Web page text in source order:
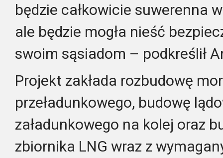
będzie całkowicie suwerenna
ale będzie mogła nieść
swoim sąsiadom – podkreślił
Projekt zakłada rozbudowę
przeładunkowego, budowę
załadunkowego na kolej oraz
zbiornika LNG wraz z